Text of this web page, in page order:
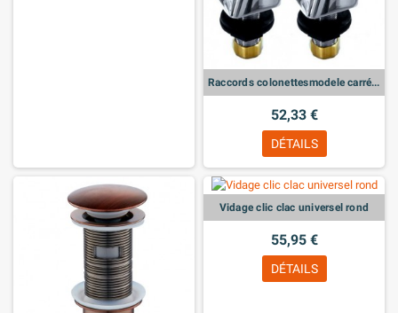
Raccords colonettesmodele carrée 1/2 3/4
52,33 €
DÉTAILS
Vidage clic clac universel rond
55,95 €
DÉTAILS